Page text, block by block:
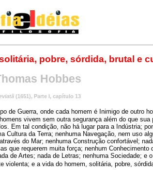
pobre, sórdida, brutal e
Hobbes
(1651), Parte I, capítulo 13
de Guerra, onde cada homem é Inimigo de outro
vivem sem outra segurança além do que sua
Em tal condição, não há lugar para a Indústria;
Cultura da Terra; nenhuma Navegação, nem uso
do Mar; nenhuma Construção confortável;
que requerem muita força; nenhum Conhecimento
de Artes; nada de Letras; nenhuma Sociedade; e
violenta; e a vida do homem, solitária, pobre,